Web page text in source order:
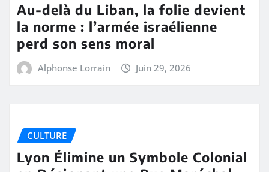
Au-delà du Liban, la folie devient
la norme : l’armée israélienne
perd son sens moral
Alphonse Lorrain Juin 29, 2026
CULTURE
Lyon Élimine un Symbole Colonial